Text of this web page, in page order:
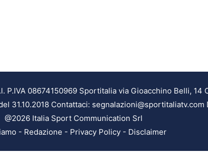
P.IVA 08674150969 Sportitalia via Gioacchino Belli, 14
31.10.2018 Contattaci:
@2026 Italia Sport Communication Srl
- Redazione - Privacy Policy - Disclaimer